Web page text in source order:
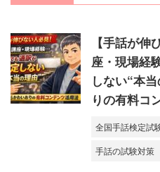
【手話が伸
座・現場経
しない“本
りの有料コ
全国手話検定試
手話の試験対策